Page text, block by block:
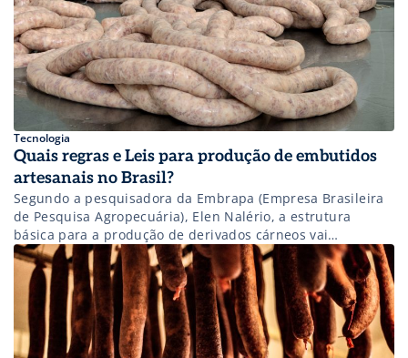
Tecnologia
Quais regras e Leis para produção de embutidos
artesanais no Brasil?
Segundo a pesquisadora da Embrapa (Empresa Brasileira
de Pesquisa Agropecuária), Elen Nalério, a estrutura
básica para a produção de derivados cárneos vai
depender do tipo de produto a ser elaborado, do volume
de produção pretendido e em termos comerciais, para
onde a produção será escoada (esfera municipal, estadual,
nacional e/ou internacional). “Recentemente foi publicada
a […]